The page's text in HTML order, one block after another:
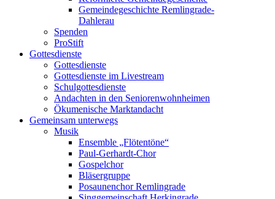
Gemeindegeschichte Remlingrade-
Dahlerau
Spenden
ProStift
Gottesdienste
Gottesdienste
Gottesdienste im Livestream
Schulgottesdienste
Andachten in den Seniorenwohnheimen
Ökumenische Marktandacht
Gemeinsam unterwegs
Musik
Ensemble „Flötentöne“
Paul-Gerhardt-Chor
Gospelchor
Bläsergruppe
Posaunenchor Remlingrade